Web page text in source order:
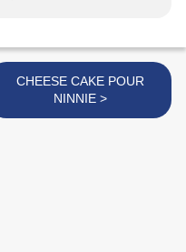
CHEESE CAKE POUR
NINNIE >